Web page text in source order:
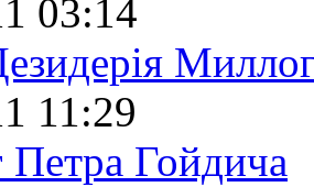
03:14
11:29
Петра Гойдича